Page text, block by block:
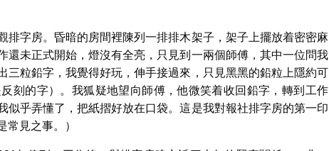
排字房。昏暗的房間裡陳列一排排木架子，架子上擺放着密密麻
還未正式開始，燈沒有全亮，只見到一兩個師傅，其中一位問我
粒鉛字，我覺得好玩，伸手接過來，只見黑黑的鉛粒上隱約可
刻的字）。我狐疑地望向師傅，他微笑着收回鉛字，轉到工作
似乎弄懂了，把紙摺好放在口袋。這是我對報社排字房的第一印
見之事。）